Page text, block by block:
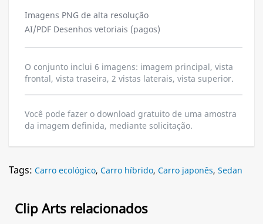
Imagens PNG de alta resolução
AI/PDF Desenhos vetoriais (pagos)
O conjunto inclui 6 imagens: imagem principal, vista
frontal, vista traseira, 2 vistas laterais, vista superior.
Você pode fazer o download gratuito de uma amostra
da imagem definida, mediante solicitação.
Tags: Carro ecológico, Carro híbrido, Carro japonês, Sedan
Clip Arts relacionados